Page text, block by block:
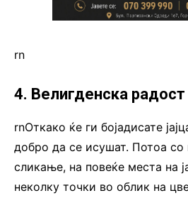
rn
4. Велигденска радост
rnОткако ќе ги бојадисате
добро да се исушат. Потоа
сликање, на повеќе места на
неколку точки во облик на